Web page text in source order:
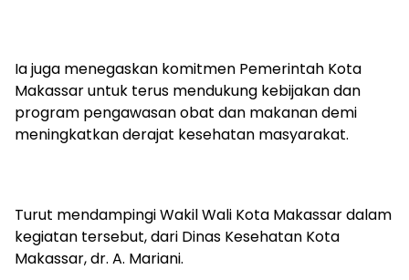
Ia juga menegaskan komitmen Pemerintah Kota
Makassar untuk terus mendukung kebijakan dan
program pengawasan obat dan makanan demi
meningkatkan derajat kesehatan masyarakat.
Turut mendampingi Wakil Wali Kota Makassar dalam
kegiatan tersebut, dari Dinas Kesehatan Kota
Makassar, dr. A. Mariani.